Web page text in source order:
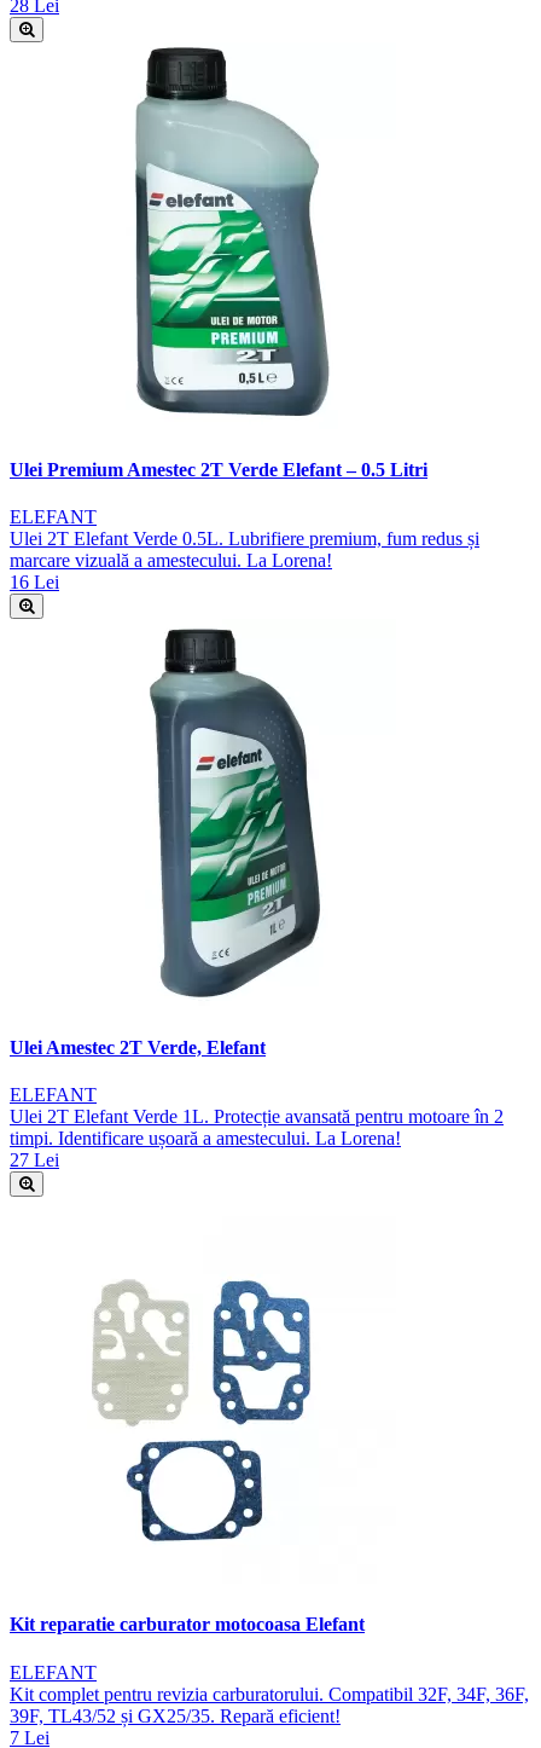
28 Lei
Ulei Premium Amestec 2T Verde Elefant – 0.5 Litri
ELEFANT
Ulei 2T Elefant Verde 0.5L. Lubrifiere premium, fum redus și
marcare vizuală a amestecului. La Lorena!
16 Lei
Ulei Amestec 2T Verde, Elefant
ELEFANT
Ulei 2T Elefant Verde 1L. Protecție avansată pentru motoare în 2
timpi. Identificare ușoară a amestecului. La Lorena!
27 Lei
Kit reparatie carburator motocoasa Elefant
ELEFANT
Kit complet pentru revizia carburatorului. Compatibil 32F, 34F, 36F,
39F, TL43/52 și GX25/35. Repară eficient!
7 Lei